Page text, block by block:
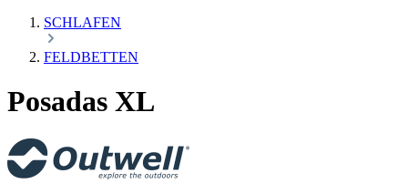
SCHLAFEN
FELDBETTEN
Posadas XL